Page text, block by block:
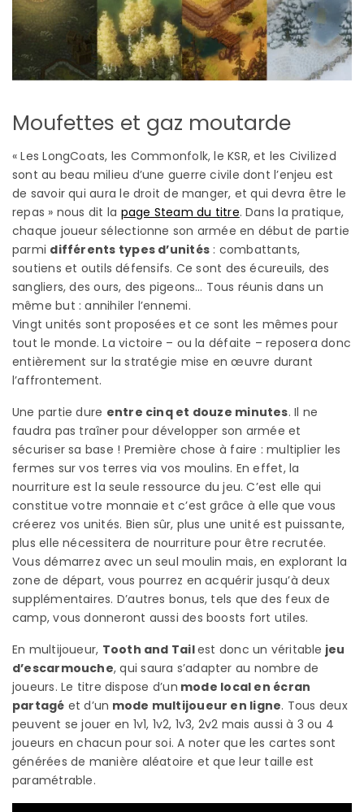
Moufettes et gaz moutarde
« Les LongCoats, les Commonfolk, le KSR, et les Civilized
sont au beau milieu d’une guerre civile dont l’enjeu est
de savoir qui aura le droit de manger, et qui devra être le
repas » nous dit la page Steam du titre. Dans la pratique,
chaque joueur sélectionne son armée en début de partie
parmi différents types d’unités: combattants,
soutiens et outils défensifs. Ce sont des écureuils, des
sangliers, des ours, des pigeons… Tous réunis dans un
même but : annihiler l’ennemi.
Vingt unités sont proposées et ce sont les mêmes pour
tout le monde. La victoire – ou la défaite – reposera donc
entièrement sur la stratégie mise en œuvre durant
l’affrontement.
Une partie dure entre cinq et douze minutes. Il ne
faudra pas traîner pour développer son armée et
sécuriser sa base ! Première chose à faire : multiplier les
fermes sur vos terres via vos moulins. En effet, la
nourriture est la seule ressource du jeu. C’est elle qui
constitue votre monnaie et c’est grâce à elle que vous
créerez vos unités. Bien sûr, plus une unité est puissante,
plus elle nécessitera de nourriture pour être recrutée.
Vous démarrez avec un seul moulin mais, en explorant la
zone de départ, vous pourrez en acquérir jusqu’à deux
supplémentaires. D’autres bonus, tels que des feux de
camp, vous donneront aussi des boosts fort utiles.
En multijoueur, Tooth and Tailest donc un véritable jeu
d’escarmouche, qui saura s’adapter au nombre de
joueurs. Le titre dispose d’un mode local en écran
partagé et d’un mode multijoueur en ligne. Tous deux
peuvent se jouer en 1v1, 1v2, 1v3, 2v2 mais aussi à 3 ou 4
joueurs en chacun pour soi. A noter que les cartes sont
générées de manière aléatoire et que leur taille est
paramétrable.